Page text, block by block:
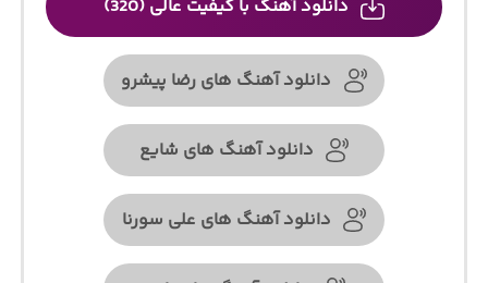
دانلود آهنگ با کیفیت عالی (320)
دانلود آهنگ های رضا پیشرو
دانلود آهنگ های شایع
دانلود آهنگ های علی سورنا